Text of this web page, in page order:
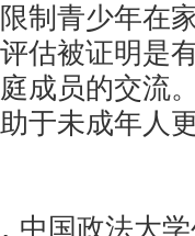
制青少年在
估被证明是
成员的交流
于未成年人
国政法大学